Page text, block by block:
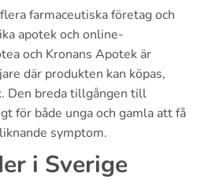
farmaceutiska företag och
apotek och online-
och Kronans Apotek är
där produkten kan köpas,
Den breda tillgången till
för både unga och gamla att få
symptom.
i Sverige